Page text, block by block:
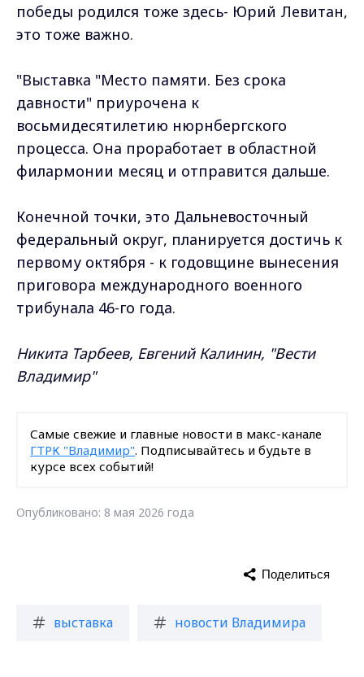
победы родился тоже здесь- Юрий Левитан,
это тоже важно.
"Выставка "Место памяти. Без срока
давности" приурочена к
восьмидесятилетию нюрнбергского
процесса. Она проработает в областной
филармонии месяц и отправится дальше.
Конечной точки, это Дальневосточный
федеральный округ, планируется достичь к
первому октября - к годовщине вынесения
приговора международного военного
трибунала 46-го года.
Никита Тарбеев, Евгений Калинин, "Вести
Владимир"
Самые свежие и главные новости в макс-канале
ГТРК "Владимир". Подписывайтесь и будьте в
курсе всех событий!
Опубликовано: 8 мая 2026 года
выставка новости Владимира
Поделиться